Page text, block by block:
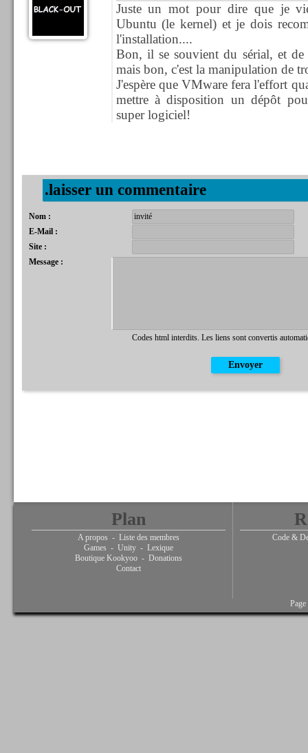
Juste un mot pour dire que je
Ubuntu (le kernel) et je dois
l'installation....
Bon, il se souvient du sérial, et
mais bon, c'est la manipulation de
J'espère que VMware fera l'effort
mettre à disposition un dépôt
super logiciel!
.laisser un commentaire
Nom :
E-Mail :
Site :
Message :
Codes html interdits. Les liens sont convertis
Plan
A propos - Liste des membres
Games - Unity - Lexique
Boutique Kookyoo - Donations
Contact
Code &